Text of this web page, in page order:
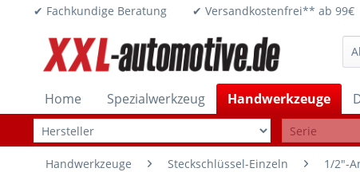
✔ Fachkundige Beratung ✔ Versandkostenfrei** ab
Home Spezialwerkzeug Handwerkzeuge
Handwerkzeuge Steckschlüssel-Einzeln 1/2"-